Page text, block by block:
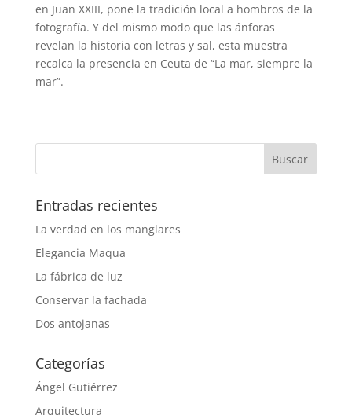
en Juan XXIII, pone la tradición local a hombros de la
fotografía. Y del mismo modo que las ánforas
revelan la historia con letras y sal, esta muestra
recalca la presencia en Ceuta de “La mar, siempre la
mar”.
Entradas recientes
La verdad en los manglares
Elegancia Maqua
La fábrica de luz
Conservar la fachada
Dos antojanas
Categorías
Ángel Gutiérrez
Arquitectura